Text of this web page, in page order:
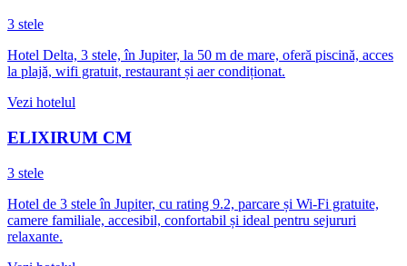
3 stele
Hotel Delta, 3 stele, în Jupiter, la 50 m de mare, oferă piscină, acces
la plajă, wifi gratuit, restaurant și aer condiționat.
Vezi hotelul
ELIXIRUM CM
3 stele
Hotel de 3 stele în Jupiter, cu rating 9.2, parcare și Wi‑Fi gratuite,
camere familiale, accesibil, confortabil și ideal pentru sejururi
relaxante.